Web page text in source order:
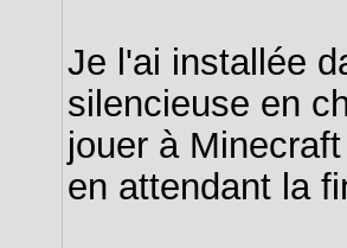
Je l'ai installée
silencieuse en
jouer à
en attendant la